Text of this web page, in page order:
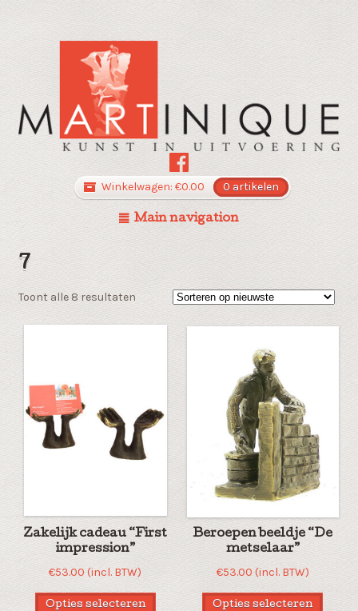
Winkelwagen: €0.00 0 artikelen
Main navigation
7
Toont alle 8 resultatenGesorteerd
Zakelijk cadeau “First
impression”
€53.00 (incl. BTW)
Opties selecteren
Beroepen beeldje “De
metselaar”
€53.00 (incl. BTW)
Opties selecteren